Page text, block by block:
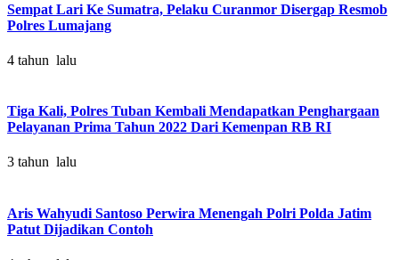
Sempat Lari Ke Sumatra, Pelaku Curanmor Disergap Resmob
Polres Lumajang
4 tahun lalu
Tiga Kali, Polres Tuban Kembali Mendapatkan Penghargaan
Pelayanan Prima Tahun 2022 Dari Kemenpan RB RI
3 tahun lalu
Aris Wahyudi Santoso Perwira Menengah Polri Polda Jatim
Patut Dijadikan Contoh